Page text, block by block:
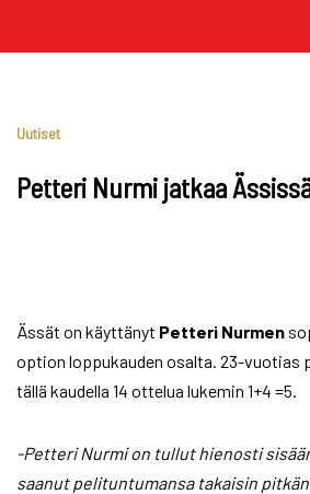
Petteri Nurmi jatkaa
Uutiset
Ässät on käyttänyt Petteri Nurmen
option loppukauden osalta. 23-vuotias
tällä kaudella 14 ottelua lukemin 1+4 =5.
-Petteri Nurmi on tullut hienosti
saanut pelituntumansa takaisin